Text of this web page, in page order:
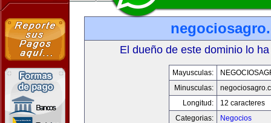
El dueño de este dominio lo
Mayusculas:
Minusculas:
Longitud:
12 caracteres
Categorias:
Negocios